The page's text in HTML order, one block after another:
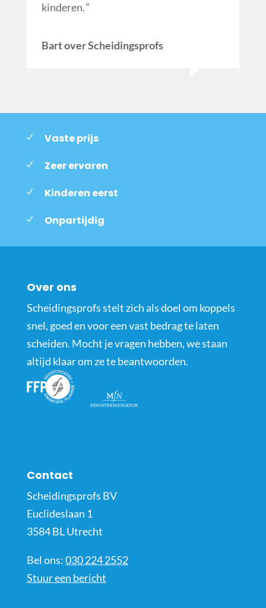
kinderen.
Bart over Scheidingsprofs
Vaste prijs
Zeer ervaren
Kinderen eerst
Onpartijdig
Over ons
Scheidingsprofs stelt zich als doel om koppels
snel, goed en voor een vast bedrag te laten
scheiden. Mocht je vragen hebben, we staan
altijd klaar om ze te beantwoorden.
Contact
Scheidingsprofs BV
Euclideslaan 1
3584 BL Utrecht
Bel ons:030 224 2552
Stuur een bericht